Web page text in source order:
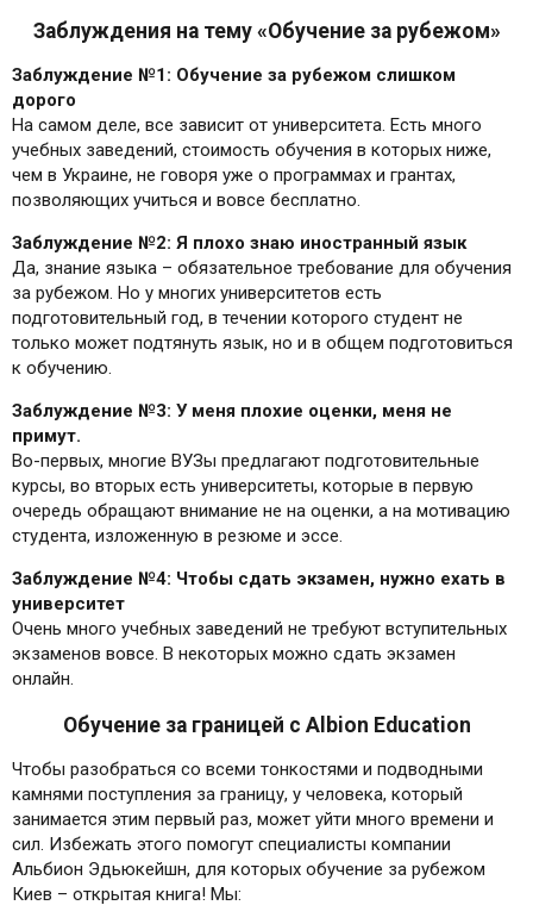
Заблуждения на тему «Обучение за рубежом»
Заблуждение №1: Обучение за рубежом слишком
дорого
На самом деле, все зависит от университета. Есть много
учебных заведений, стоимость обучения в которых ниже,
чем в Украине, не говоря уже о программах и грантах,
позволяющих учиться и вовсе бесплатно.
Заблуждение №2: Я плохо знаю иностранный язык
Да, знание языка – обязательное требование для обучения
за рубежом. Но у многих университетов есть
подготовительный год, в течении которого студент не
только может подтянуть язык, но и в общем подготовиться
к обучению.
Заблуждение №3: У меня плохие оценки, меня не
примут.
Во-первых, многие ВУЗы предлагают подготовительные
курсы, во вторых есть университеты, которые в первую
очередь обращают внимание не на оценки, а на мотивацию
студента, изложенную в резюме и эссе.
Заблуждение №4: Чтобы сдать экзамен, нужно ехать в
университет
Очень много учебных заведений не требуют вступительных
экзаменов вовсе. В некоторых можно сдать экзамен
онлайн.
Обучение за границей с Albion Education
Чтобы разобраться со всеми тонкостями и подводными
камнями поступления за границу, у человека, который
занимается этим первый раз, может уйти много времени и
сил. Избежать этого помогут специалисты компании
Альбион Эдьюкейшн, для которых обучение за рубежом
Киев – открытая книга! Мы: